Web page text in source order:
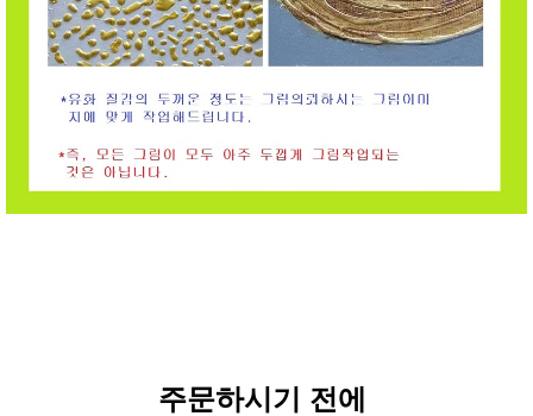
주문하시기 전에